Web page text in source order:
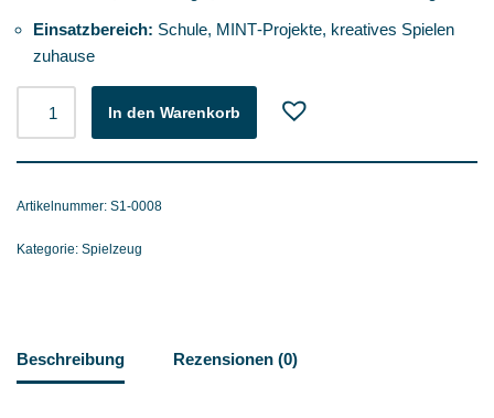
Einsatzbereich: Schule, MINT‑Projekte, kreatives Spielen
zuhause
In den Warenkorb
Artikelnummer: S1-0008
Kategorie: Spielzeug
Beschreibung Rezensionen (0)